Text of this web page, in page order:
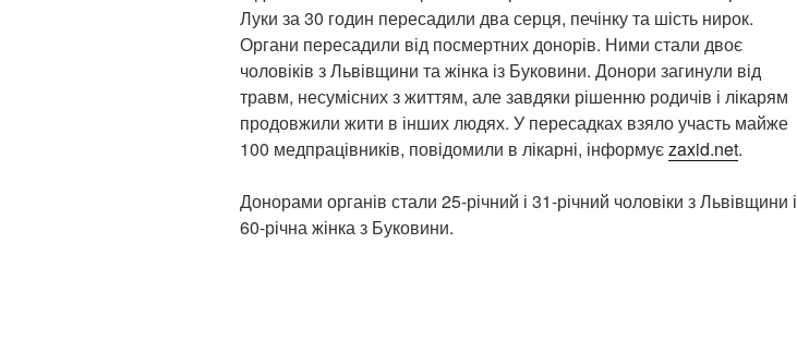
Луки за 30 годин пересадили два серця, печінку та шість нирок.
Органи пересадили від посмертних донорів. Ними стали двоє
чоловіків з Львівщини та жінка із Буковини. Донори загинули від
травм, несумісних з життям, але завдяки рішенню родичів і лікарям
продовжили жити в інших людях. У пересадках взяло участь майже
100 медпрацівників, повідомили в лікарні, інформуєzaxid.net.
Донорами органів стали 25-річний і 31-річний чоловіки з Львівщини і
60-річна жінка з Буковини.